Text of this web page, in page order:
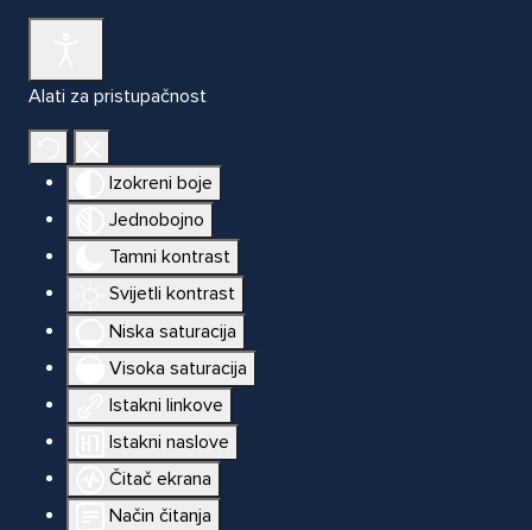
Alati za pristupačnost
Izokreni boje
Jednobojno
Tamni kontrast
Svijetli kontrast
Niska saturacija
Visoka saturacija
Istakni linkove
Istakni naslove
Čitač ekrana
Način čitanja